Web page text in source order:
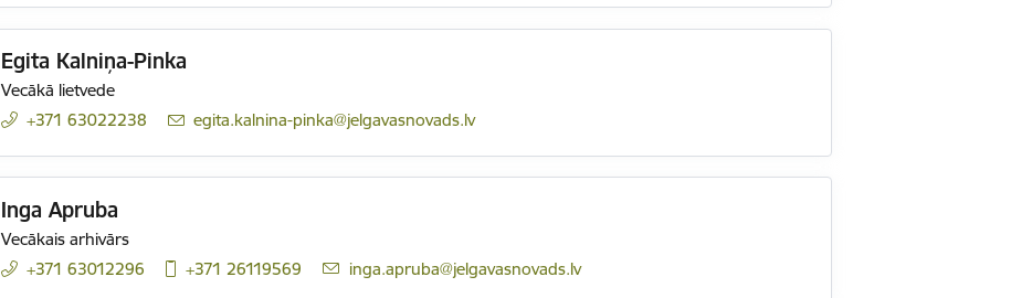
Egita Kalniņa-Pinka
Vecākā lietvede
+371 63022238
E-pasts:
egita.kalnina-pinka@jelgavasnovads.lv
Inga Apruba
Vecākais arhivārs
+371 63012296
+371 26119569 E-pasts:
inga.apruba@jelgavasnovads.lv